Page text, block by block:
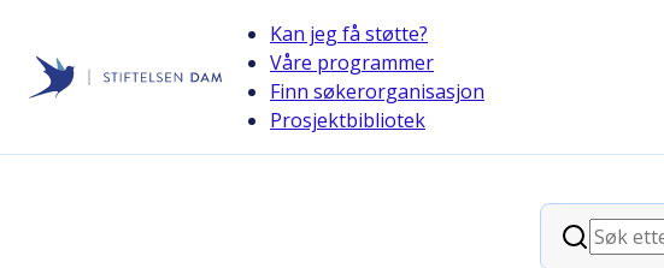
Kan jeg få støtte?
Våre programmer
Finn søkerorganisasjon
Prosjektbibliotek
Søk